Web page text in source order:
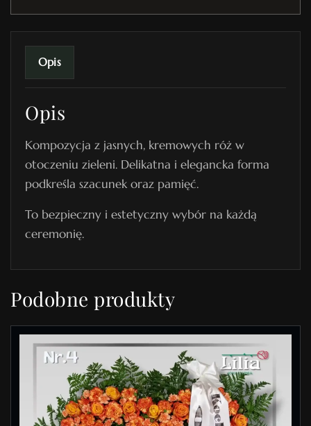
e
n
i
e
c
P
g
r
z
N
r
1
9
Opis
Opis
Kompozycja z jasnych, kremowych róż w
otoczeniu zieleni. Delikatna i elegancka forma
podkreśla szacunek oraz pamięć.
To bezpieczny i estetyczny wybór na każdą
ceremonię.
Podobne produkty